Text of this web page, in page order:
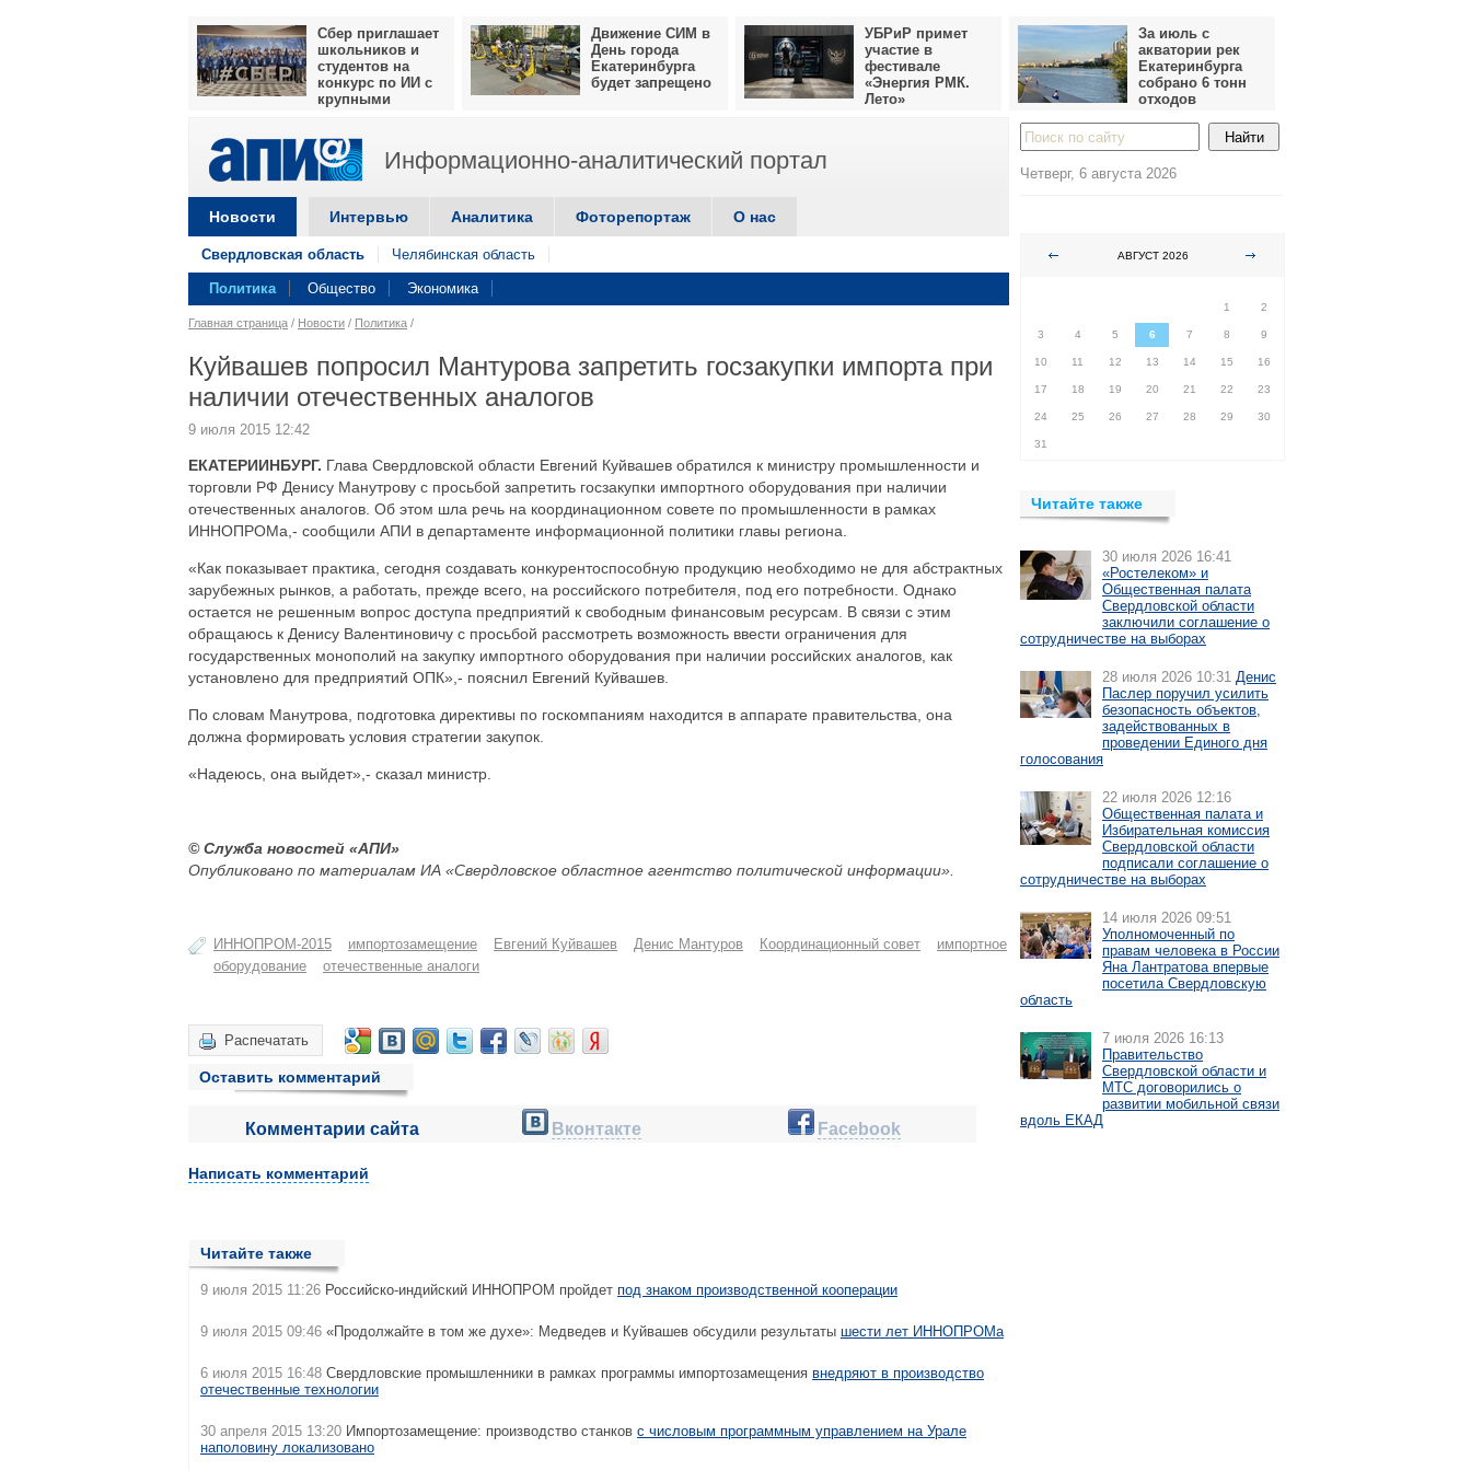
Сбер приглашает
школьников и
студентов на
конкурс по ИИ с
крупными
Движение СИМ в
День города
Екатеринбурга
будет запрещено
УБРиР примет
участие в
фестивале
«Энергия РМК.
Лето»
За июль с
акватории рек
Екатеринбурга
собрано 6 тонн
отходов
Информационно-аналитический портал
Новости Интервью Аналитика Фоторепортаж О нас
Свердловская область Челябинская область
Политика Общество Экономика
Главная страница / Новости / Политика /
Куйвашев попросил Мантурова запретить госзакупки импорта при
наличии отечественных аналогов
9 июля 2015 12:42
ЕКАТЕРИИНБУРГ. Глава Свердловской области Евгений Куйвашев обратился к министру промышленности и
торговли РФ Денису Манутрову с просьбой запретить госзакупки импортного оборудования при наличии
отечественных аналогов. Об этом шла речь на координационном совете по промышленности в рамках
ИННОПРОМа,- сообщили АПИ в департаменте информационной политики главы региона.
«Как показывает практика, сегодня создавать конкурентоспособную продукцию необходимо не для абстрактных
зарубежных рынков, а работать, прежде всего, на российского потребителя, под его потребности. Однако
остается не решенным вопрос доступа предприятий к свободным финансовым ресурсам. В связи с этим
обращаюсь к Денису Валентиновичу с просьбой рассмотреть возможность ввести ограничения для
государственных монополий на закупку импортного оборудования при наличии российских аналогов, как
установлено для предприятий ОПК»,- пояснил Евгений Куйвашев.
По словам Манутрова, подготовка директивы по госкомпаниям находится в аппарате правительства, она
должна формировать условия стратегии закупок.
«Надеюсь, она выйдет»,- сказал министр.
© Служба новостей «АПИ»
Опубликовано по материалам ИА «Свердловское областное агентство политической информации».
ИННОПРОМ-2015 импортозамещение Евгений Куйвашев Денис Мантуров Координационный совет
импортное
оборудование
отечественные аналоги
Распечатать
Оставить комментарий
Комментарии сайта Вконтакте Facebook
Написать комментарий
Читайте также
9 июля 2015 11:26 Российско-индийский ИННОПРОМ пройдет под знаком производственной кооперации
9 июля 2015 09:46 «Продолжайте в том же духе»: Медведев и Куйвашев обсудили результаты шести лет ИННОПРОМа
6 июля 2015 16:48 Свердловские промышленники в рамках программы импортозамещения внедряют в производство
отечественные технологии
30 апреля 2015 13:20 Импортозамещение: производство станков с числовым программным управлением на Урале
наполовину локализовано
Четверг, 6 августа 2026
АВГУСТ 2026
1
2
3 4 5 6 7 8 9
10 11 12 13 14 15 16
17 18 19 20 21 22 23
24 25 26 27 28 29 30
31
Читайте также
30 июля 2026 16:41
«Ростелеком» и
Общественная палата
Свердловской области
заключили соглашение о
сотрудничестве на выборах
28 июля 2026 10:31 Денис
Паслер поручил усилить
безопасность объектов,
задействованных в
проведении Единого дня
голосования
22 июля 2026 12:16
Общественная палата и
Избирательная комиссия
Свердловской области
подписали соглашение о
сотрудничестве на выборах
14 июля 2026 09:51
Уполномоченный по
правам человека в России
Яна Лантратова впервые
посетила Свердловскую
область
7 июля 2026 16:13
Правительство
Свердловской области и
МТС договорились о
развитии мобильной связи
вдоль ЕКАД